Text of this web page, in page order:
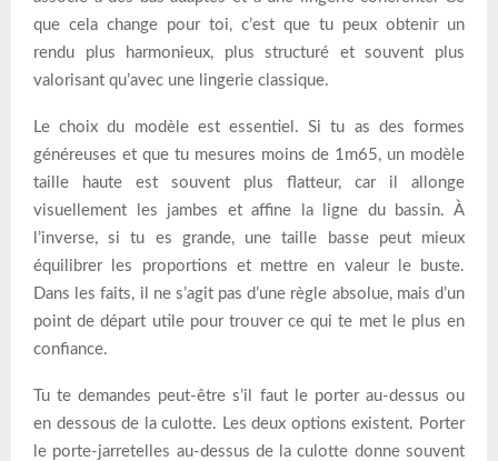
que cela change pour toi, c’est que tu peux obtenir un
rendu plus harmonieux, plus structuré et souvent plus
valorisant qu’avec une lingerie classique.
Le choix du modèle est essentiel. Si tu as des formes
généreuses et que tu mesures moins de 1m65, un modèle
taille haute est souvent plus flatteur, car il allonge
visuellement les jambes et affine la ligne du bassin. À
l’inverse, si tu es grande, une taille basse peut mieux
équilibrer les proportions et mettre en valeur le buste.
Dans les faits, il ne s’agit pas d’une règle absolue, mais d’un
point de départ utile pour trouver ce qui te met le plus en
confiance.
Tu te demandes peut-être s’il faut le porter au-dessus ou
en dessous de la culotte. Les deux options existent. Porter
le porte-jarretelles au-dessus de la culotte donne souvent